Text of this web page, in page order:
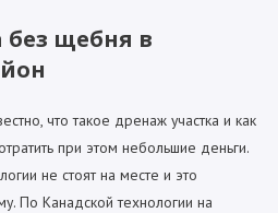
без щебня в
что такое дренаж участка и как
при этом небольшие деньги.
не стоят на месте и это
По Канадской технологии на